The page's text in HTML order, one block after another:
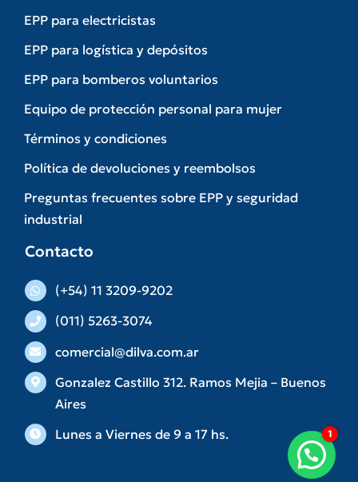
EPP para electricistas
EPP para logística y depósitos
EPP para bomberos voluntarios
Equipo de protección personal para mujer
Términos y condiciones
Política de devoluciones y reembolsos
Preguntas frecuentes sobre EPP y seguridad
industrial
Contacto
(+54) 11 3209-9202
(011) 5263-3074
comercial@dilva.com.ar
Gonzalez Castillo 312. Ramos Mejia – Buenos
Aires
Lunes a Viernes de 9 a 17 hs.